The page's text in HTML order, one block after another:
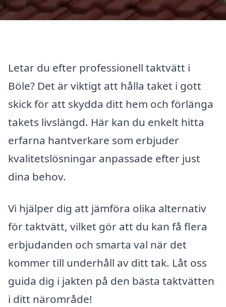
Letar du efter professionell taktvätt i
Böle? Det är viktigt att hålla taket i gott
skick för att skydda ditt hem och förlänga
takets livslängd. Här kan du enkelt hitta
erfarna hantverkare som erbjuder
kvalitetslösningar anpassade efter just
dina behov.
Vi hjälper dig att jämföra olika alternativ
för taktvätt, vilket gör att du kan få flera
erbjudanden och smarta val när det
kommer till underhåll av ditt tak. Låt oss
guida dig i jakten på den bästa taktvätten
i ditt närområde!